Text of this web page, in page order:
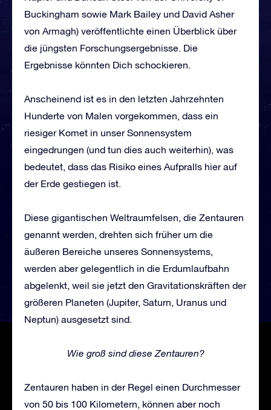
Buckingham sowie Mark Bailey und David Asher
von Armagh) veröffentlichte einen Überblick über
die jüngsten Forschungsergebnisse. Die
Ergebnisse könnten Dich schockieren.
Anscheinend ist es in den letzten Jahrzehnten
Hunderte von Malen vorgekommen, dass ein
riesiger Komet in unser Sonnensystem
eingedrungen (und tun dies auch weiterhin), was
bedeutet, dass das Risiko eines Aufpralls hier auf
der Erde gestiegen ist.
Diese gigantischen Weltraumfelsen, die Zentauren
genannt werden, drehten sich früher um die
äußeren Bereiche unseres Sonnensystems,
werden aber gelegentlich in die Erdumlaufbahn
abgelenkt, weil sie jetzt den Gravitationskräften der
größeren Planeten (Jupiter, Saturn, Uranus und
Neptun) ausgesetzt sind.
Wie groß sind diese Zentauren?
Zentauren haben in der Regel einen Durchmesser
von 50 bis 100 Kilometern, können aber noch